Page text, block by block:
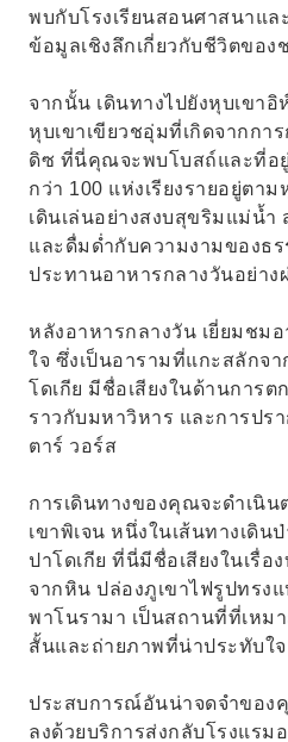
พบกับโรงเรียนสอนศาสนาแ
ข้อมูลเชิงลึกเกี่ยวกับชีวิตของ
จากนั้น เดินทางไปยังหุบเขา
หุบเขาเขียวชอุ่มที่เกิดจากกา
ดิซ ที่นี่คุณจะพบโบสถ์และที่อ
กว่า 100 แห่งเรียงรายอยู่ตา
เดินเล่นอย่างสงบสุขริมแม่น้ำ
และดื่มด่ำกับความงามของธ
ประทานอาหารกลางวันอย่าง
หลังอาหารกลางวัน เยี่ยมชม
ใจ ซึ่งเป็นอารามที่แกะสลักจ
โดเกีย มีชื่อเสียงในด้านการ
ราวกับมหาวิหาร และการปร
ตาร์ วอร์ส
การเดินทางของคุณจะดำเนิ
เขาพิเจน หนึ่งในเส้นทางเดิ
ปาโดเกีย ที่นี่มีชื่อเสียงในเรื่
จากหิน ปล่องภูเขาไฟรูปทรง
พาโนรามา เป็นสถานที่ที่เหม
สั้นและถ่ายภาพที่น่าประทับใจ
ประสบการณ์อันน่าจดจำของ
ลงด้วยบริการส่งกลับโรงแรม